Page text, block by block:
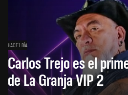
HACE 1 DÍA
Carlos Trejo es el
de La Granja VIP 2